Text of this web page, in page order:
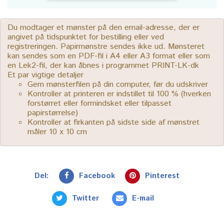
Du modtager et mønster på den email-adresse, der er
angivet på tidspunktet for bestilling eller ved
registreringen. Papirmønstre sendes ikke ud. Mønsteret
kan sendes som en PDF-fil i A4 eller A3 format eller som
en Lek2-fil, der kan åbnes i programmet PRINT-LK-dk
Et par vigtige detaljer
Gem mønsterfilen på din computer, før du udskriver
Kontroller at printeren er indstillet til 100 % (hverken
forstørret eller formindsket eller tilpasset
papirstørrelse)
Kontroller at firkanten på sidste side af mønstret
måler 10 x 10 cm
Del: Facebook Pinterest
Twitter E-mail